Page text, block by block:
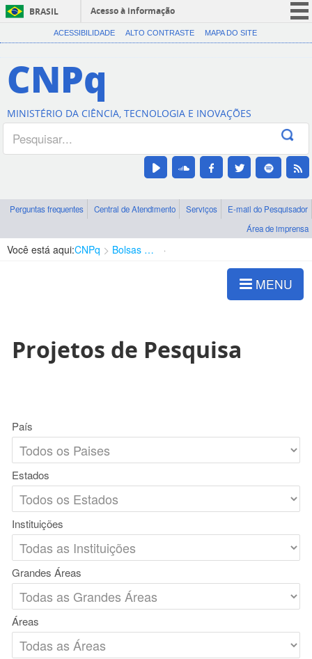
BRASIL
Acesso à informação
CORONAVÍRUS (COVID-19)
Canais
ACESSIBILIDADE ALTO CONTRASTE MAPA DO SITE
CNPq
MINISTÉRIO DA CIÊNCIA, TECNOLOGIA E INOVAÇÕES
Perguntas frequentes Central de Atendimento Serviços
E-mail do Pesquisador
Área de imprensa
Você está aqui:CNPq Bolsas e Auxílios Vigentes
MENU
Projetos de Pesquisa
País
Estados
Instituições
Grandes Áreas
Áreas